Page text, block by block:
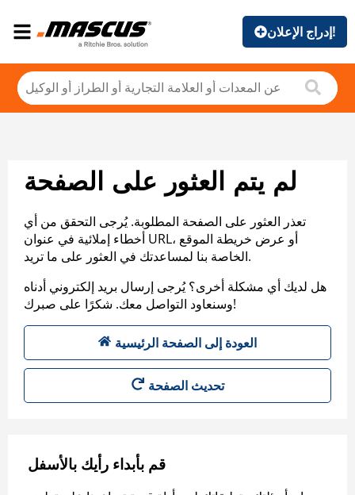
إدراج الإعلان!
لم يتم العثور على الصفحة
تعذر العثور على الصفحة المطلوبة. يُرجى التحقق من أي
أخطاء إملائية في عنوان URL، أو عرض خريطة الموقع
الخاصة بنا لمساعدتك في العثور على ما تريد.
هل لديك أي مشكلة أخرى؟ يُرجى إرسال بريد إلكتروني أدناه
وسنعاود التواصل معك. شكرًا على صبرك!
العودة إلى الصفحة الرئيسية
تحديث الصفحة
قم بأبداء رأيك بالأسفل